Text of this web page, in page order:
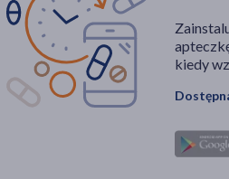
kiedy